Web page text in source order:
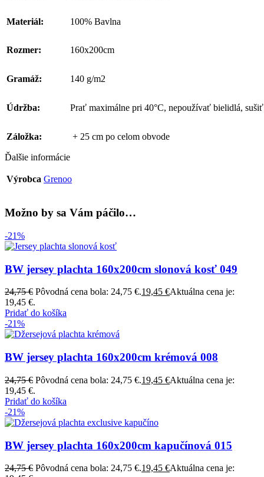
Materiál: 100% Bavlna
Rozmer: 160x200cm
Gramáž: 140 g/m2
Údržba: Prať maximálne pri 40°C, nepoužívať bielidlá,
Záložka: + 25 cm po celom obvode
Ďalšie informácie
Výrobca Grenoo
Možno by sa Vám páčilo…
-21%
BW jersey plachta 160x200cm slonová kosť 049
24,75€ Pôvodná cena bola: 24,75 €.19,45 €Aktuálna cena je:
19,45 €.
Pridať do košíka
-21%
BW jersey plachta 160x200cm krémová 008
24,75€ Pôvodná cena bola: 24,75 €.19,45 €Aktuálna cena je:
19,45 €.
Pridať do košíka
-21%
BW jersey plachta 160x200cm kapučínová 015
24,75€ Pôvodná cena bola: 24,75 €.19,45 €Aktuálna cena je: